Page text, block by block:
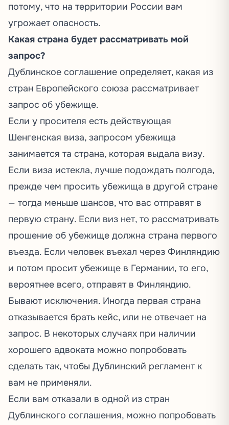
потому, что на территории России вам
угрожает опасность.
Какая страна будет рассматривать мой
запрос?
Дублинское соглашение определяет, какая из
стран Европейского союза рассматривает
запрос об убежище.
Если у просителя есть действующая
Шенгенская виза, запросом убежища
занимается та страна, которая выдала визу.
Если виза истекла, лучше подождать полгода,
прежде чем просить убежища в другой стране
— тогда меньше шансов, что вас отправят в
первую страну. Если виз нет, то рассматривать
прошение об убежище должна страна первого
въезда. Если человек въехал через Финляндию
и потом просит убежище в Германии, то его,
вероятнее всего, отправят в Финляндию.
Бывают исключения. Иногда первая страна
отказывается брать кейс, или не отвечает на
запрос. В некоторых случаях при наличии
хорошего адвоката можно попробовать
сделать так, чтобы Дублинский регламент к
вам не применяли.
Если вам отказали в одной из стран
Дублинского соглашения, можно попробовать